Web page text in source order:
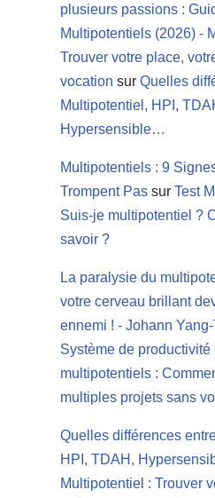
plusieurs passions :
Multipotentiels (2026) -
Trouver votre place,
vocation sur Quelles
Multipotentiel, HPI,
Hypersensible…
Multipotentiels : 9
Trompent Pas sur Test
Suis-je multipotentiel ?
savoir ?
La paralysie du
votre cerveau brillant
ennemi ! - Johann
Système de productivité
multipotentiels :
multiples projets sans
Quelles différences
HPI, TDAH,
Multipotentiel : Trouver